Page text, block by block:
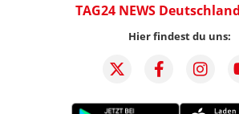
TAG24 NEWS
Hier findest du uns: